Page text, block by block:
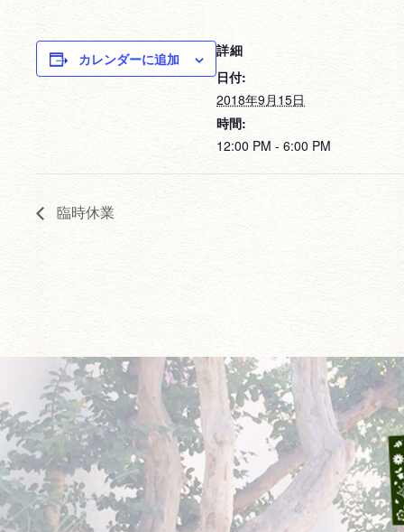
カレンダーに追加
詳細
日付:
2018年9月15日
時間:
12:00 PM - 6:00 PM
臨時休業